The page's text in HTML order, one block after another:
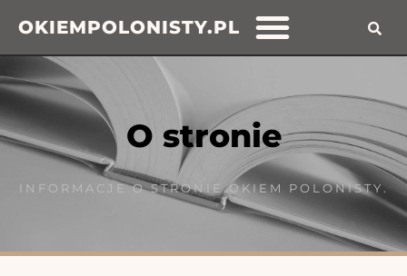
OKIEMPOLONISTY.PL
O stronie
INFORMACJE O STRONIE OKIEM POLONISTY.